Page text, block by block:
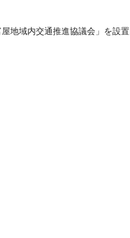
地域内交通推進協議会」を設置